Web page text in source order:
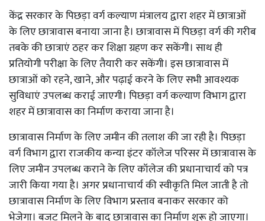
केंद्र सरकार के पिछड़ा वर्ग कल्याण मंत्रालय द्वारा शहर में छात्राओं
के लिए छात्रावास बनाया जाना है। छात्रावास में पिछड़ा वर्ग की गरीब
तबके की छात्राएं ठहर कर शिक्षा ग्रहण कर सकेंगी। साथ ही
प्रतियोगी परीक्षा के लिए तैयारी कर सकेंगी। इस छात्रावास में
छात्राओं को रहने, खाने, और पढ़ाई करने के लिए सभी आवश्यक
सुविधाएं उपलब्ध कराई जाएगी। पिछड़ा वर्ग कल्याण विभाग द्वारा
शहर में छात्रावास का निर्माण कराया जाना है।
छात्रावास निर्माण के लिए जमीन की तलाश की जा रही है। पिछड़ा
वर्ग विभाग द्वारा राजकीय कन्या इंटर कॉलेज परिसर में छात्रावास के
लिए जमीन उपलब्ध कराने के लिए कॉलेज की प्रधानाचार्य को पत्र
जारी किया गया है। अगर प्रधानाचार्य की स्वीकृति मिल जाती है तो
छात्रावास निर्माण के लिए विभाग प्रस्ताव बनाकर सरकार को
भेजेगा। बजट मिलने के बाद छात्रावास का निर्माण शुरू हो जाएगा।